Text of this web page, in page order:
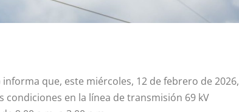
que, este miércoles, 12 de febrero de 2026,
en la línea de transmisión 69 kV